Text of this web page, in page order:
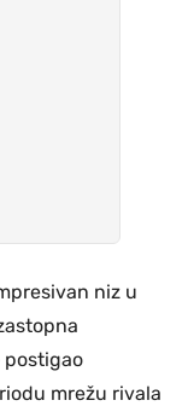
niz u
postigao
mrežu rivala